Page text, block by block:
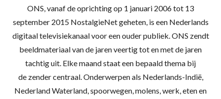
ONS, vanaf de oprichting op 1 januari 2006 tot 13
september 2015 NostalgieNetgeheten, is een Nederlands
digitaal televisiekanaal voor een ouder publiek. ONS zendt
beeldmateriaal van de jaren veertigtot en met de jaren
tachtiguit. Elke maand staat een bepaald thema bij
de zendercentraal. Onderwerpen als Nederlands-Indië,
Nederland Waterland, spoorwegen, molens, werk, eten en